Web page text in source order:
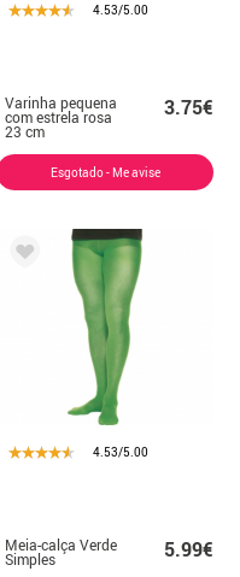
4.53/5.00
Varinha pequena
com estrela rosa
23 cm
3.75€
Esgotado - Me avise
4.53/5.00
Meia-calça Verde
Simples 5.99€